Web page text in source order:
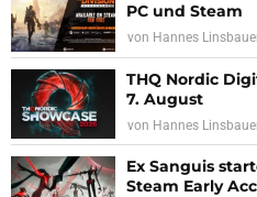
PC und Steam
von Hannes
THQ Nordic
7. August
von Hannes
Ex Sanguis
Steam Early